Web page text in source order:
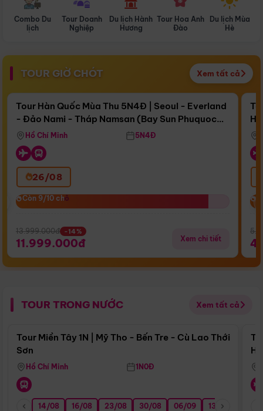
Combo Du
lịch
Tour Doanh
Nghiệp
Du lịch Hành
Hương
Tour Hoa Anh
Đào
Du lịch Mùa
Hè
TOUR GIỜ CHÓT Xem tất cả
Còn16 ngày 12:40:46
Bay Sun Phuquoc Airways
Điểm nổi bật
Tour Hàn Quốc Mùa Thu 5N4Đ | Seoul - Everland
- Đảo Nami - Tháp Namsan (Bay Sun Phuquoc
Airways)
Hồ Chí Minh 5N4Đ
26/08
Còn 9/10 chỗ
Còn 9/10 chỗ
13.999.000đ -14%
11.999.000đ Xem chi tiết
TOUR TRONG NƯỚC Xem tất cả
Điểm nổi bật
Tour Miền Tây 1N | Mỹ Tho - Bến Tre - Cù Lao Thới
Sơn
Hồ Chí Minh 1N0Đ
14/08 16/08 23/08 30/08 06/09 13/09